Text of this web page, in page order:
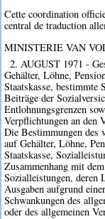
Cette coordination
central de traduction
MINISTERIE VAN
2. AUGUST 1971 -
Gehälter, Löhne,
Staatskasse,
Beiträge der
Entlohnungsgrenzen
Verpflichtungen an den
Die Bestimmungen des
auf Gehälter, Löhne,
Staatskasse,
Zusammenhang mit
Sozialleistungen, deren
Ausgaben aufgrund
Schwankungen des
oder des allgemeinen